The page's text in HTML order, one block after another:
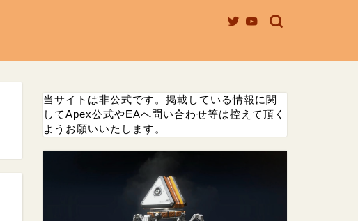
当サイトは非公式です。掲載している情報に関
してApex公式やEAへ問い合わせ等は控えて頂く
ようお願いいたします。